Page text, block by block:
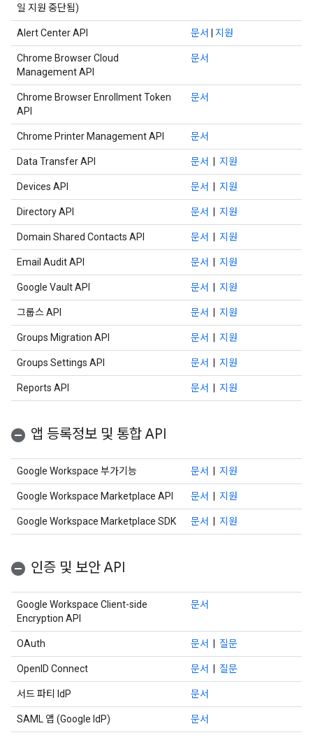
일 지원 중단됨)
Alert Center API 문서 지원
Chrome Browser Cloud
Management API
문서
Chrome Browser Enrollment Token
API
문서
Chrome Printer Management API 문서
Data Transfer API 문서 지원
Devices API 문서 지원
Directory API 문서 지원
Domain Shared Contacts API 문서 지원
Email Audit API 문서 지원
Google Vault API 문서 지원
그룹스 API 문서 지원
Groups Migration API 문서 지원
Groups Settings API 문서 지원
Reports API 문서 지원
앱 등록정보 및 통합 API
Google Workspace 부가기능 문서 지원
Google Workspace Marketplace API 문서 지원
Google Workspace Marketplace SDK 문서 지원
인증 및 보안 API
Google Workspace Client-side
Encryption API
문서
OAuth 문서 질문
OpenID Connect 문서 질문
서드 파티 IdP 문서
SAML 앱 (Google IdP) 문서